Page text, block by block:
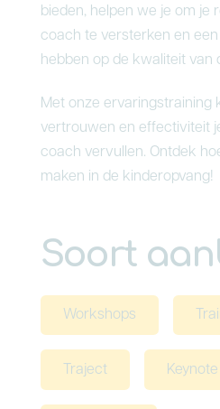
bieden, helpen we je om je
coach te versterken en
hebben op de kwaliteit van
Met onze ervaringstraining
vertrouwen en effectiviteit
coach vervullen. Ontdek
maken in de kinderopvang!
Soort
Workshops
Traject Keynote